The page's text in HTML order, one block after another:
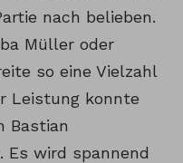
nach belieben.
Müller oder
so eine Vielzahl
Leistung konnte
Bastian
Es wird spannend